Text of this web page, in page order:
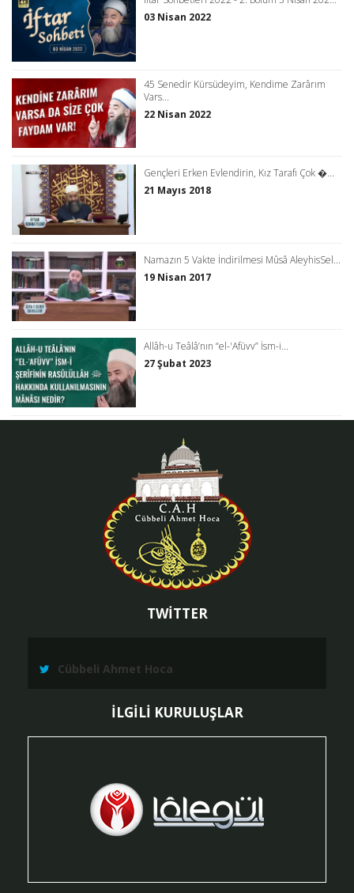
03 Nisan 2022
45 Senedir Kürsüdeyim, Kendime Zarârım
Vars...
22 Nisan 2022
Gençleri Erken Evlendirin, Kız Tarafı Çok �...
21 Mayıs 2018
Namazın 5 Vakte İndirilmesi Mûsâ AleyhisSel...
19 Nisan 2017
Allâh-u Teâlâ’nın “el-'Afüvv” İsm-i...
27 Şubat 2023
TWİTTER
Cübbeli Ahmet Hoca
İLGİLİ KURULUŞLAR